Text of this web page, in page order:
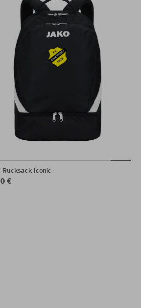
Rucksack Iconic
€